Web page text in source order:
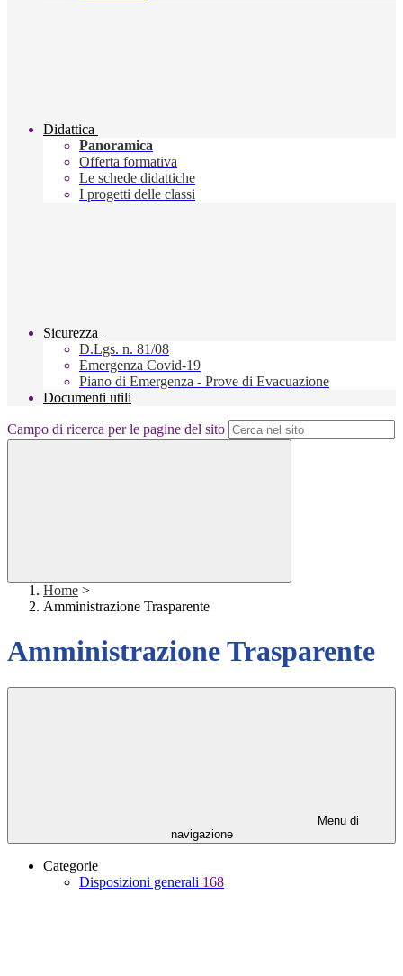
Didattica
Panoramica
Offerta formativa
Le schede didattiche
I progetti delle classi
Sicurezza
D.Lgs. n. 81/08
Emergenza Covid-19
Piano di Emergenza - Prove di Evacuazione
Documenti utili
Campo di ricerca per le pagine del sito
Home >
Amministrazione Trasparente
Amministrazione Trasparente
Menu di
navigazione
Categorie
Disposizioni generali 168